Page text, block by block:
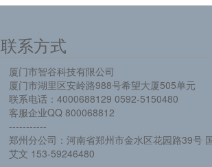
联系方式
厦门市智谷科技有限公司
厦门市湖里区安岭路988号希望大厦505单元
联系电话：4000688129 0592-5150480
客服企业QQ 800068812
-----------
郑州分公司：河南省郑州市金水区花园路39号
艾文 153-59246480